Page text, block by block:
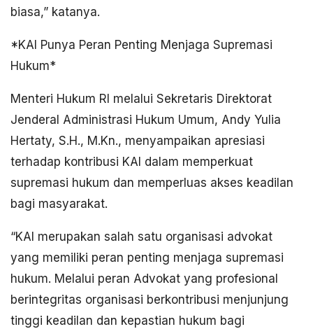
biasa,” katanya.
*KAI Punya Peran Penting Menjaga Supremasi
Hukum*
Menteri Hukum RI melalui Sekretaris Direktorat
Jenderal Administrasi Hukum Umum, Andy Yulia
Hertaty, S.H., M.Kn., menyampaikan apresiasi
terhadap kontribusi KAI dalam memperkuat
supremasi hukum dan memperluas akses keadilan
bagi masyarakat.
“KAI merupakan salah satu organisasi advokat
yang memiliki peran penting menjaga supremasi
hukum. Melalui peran Advokat yang profesional
berintegritas organisasi berkontribusi menjunjung
tinggi keadilan dan kepastian hukum bagi